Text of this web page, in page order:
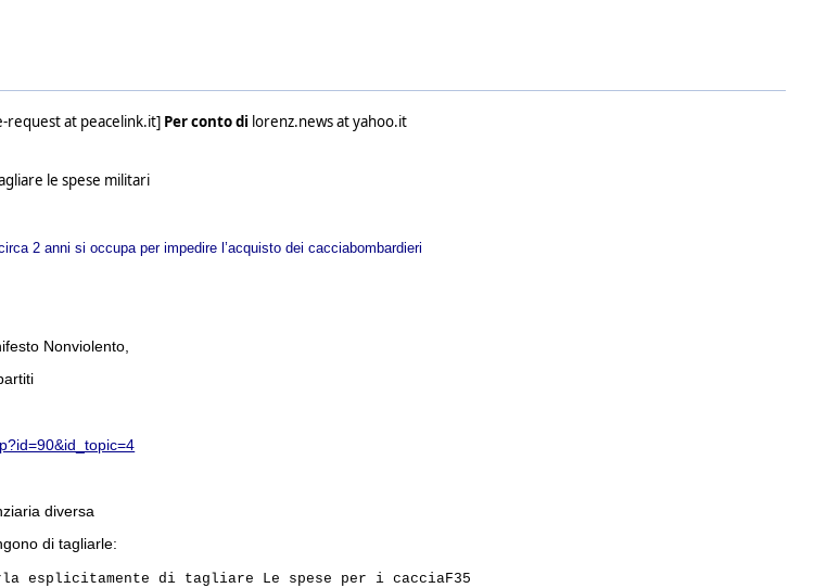
request at peacelink.it] Per conto di lorenz.news at yahoo.it
le spese militari
2 anni si occupa per impedire l’acquisto dei cacciabombardieri
Nonviolento,
diversa
di tagliarle:
esplicitamente di tagliare Le spese per i cacciaF35